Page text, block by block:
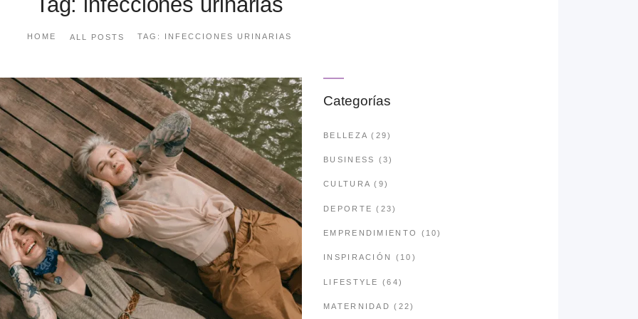
HOME ALL POSTS TAG: INFECCIONES URINARIAS
Categorías
BELLEZA (29)
BUSINESS (3)
CULTURA (9)
DEPORTE (23)
EMPRENDIMIENTO (10)
INSPIRACIÓN (10)
LIFESTYLE (64)
MATERNIDAD (22)